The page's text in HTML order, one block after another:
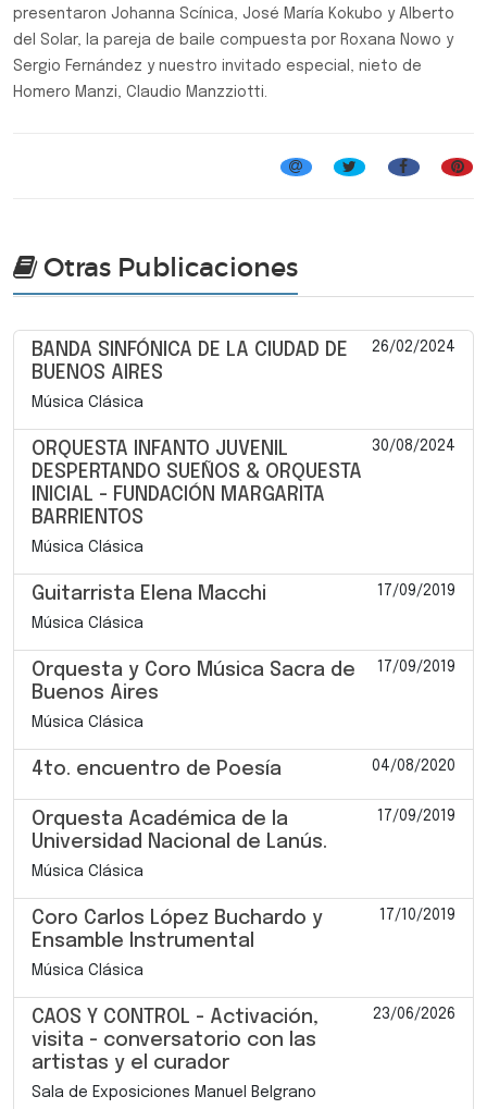
presentaron Johanna Scínica, José María Kokubo y Alberto
del Solar, la pareja de baile compuesta por Roxana Nowo y
Sergio Fernández y nuestro invitado especial, nieto de
Homero Manzi, Claudio Manzziotti.
Otras Publicaciones
BANDA SINFÓNICA DE LA CIUDAD DE
BUENOS AIRES
26/02/2024
Música Clásica
ORQUESTA INFANTO JUVENIL
DESPERTANDO SUEÑOS & ORQUESTA
INICIAL - FUNDACIÓN MARGARITA
BARRIENTOS
30/08/2024
Música Clásica
Guitarrista Elena Macchi 17/09/2019
Música Clásica
Orquesta y Coro Música Sacra de
Buenos Aires
17/09/2019
Música Clásica
4to. encuentro de Poesía 04/08/2020
Orquesta Académica de la
Universidad Nacional de Lanús.
17/09/2019
Música Clásica
Coro Carlos López Buchardo y
Ensamble Instrumental
17/10/2019
Música Clásica
CAOS Y CONTROL - Activación,
visita - conversatorio con las
artistas y el curador
23/06/2026
Sala de Exposiciones Manuel Belgrano